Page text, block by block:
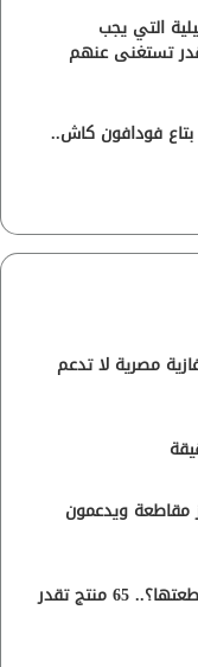
التي يجب
فودافون كاش..
مصرية لا تدعم
مقاطعة ويدعمون
ما هي المنتجات الإسرائيلية التي يجب مقاطعتها؟.. 65 منتج تقدر